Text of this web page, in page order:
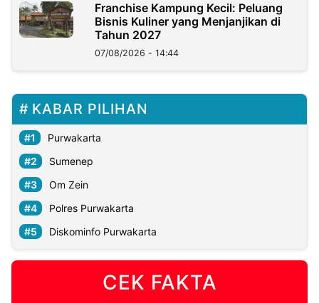
Franchise Kampung Kecil: Peluang
Bisnis Kuliner yang Menjanjikan di
Tahun 2027
07/08/2026 - 14:44
KABAR PILIHAN
Purwakarta
Sumenep
Om Zein
Polres Purwakarta
Diskominfo Purwakarta
CEK FAKTA